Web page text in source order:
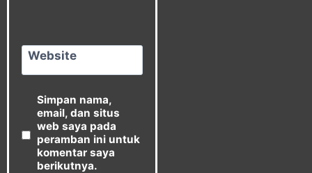
Website
Simpan nama,
email, dan situs
web saya pada
peramban ini untuk
komentar saya
berikutnya.